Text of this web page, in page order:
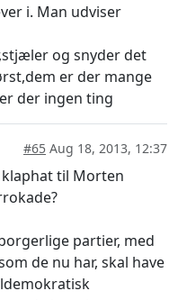
i. Man udviser
og snyder det
er der mange
der ingen ting
#65 Aug 18, 2013, 12:37
til Morten
partier, med
de nu har, skal have